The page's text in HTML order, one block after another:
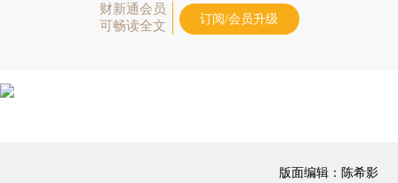
财新通会员
可畅读全文
订阅/会员升级
版面编辑：陈希影